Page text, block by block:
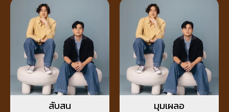
สับสน มุมเผลอ